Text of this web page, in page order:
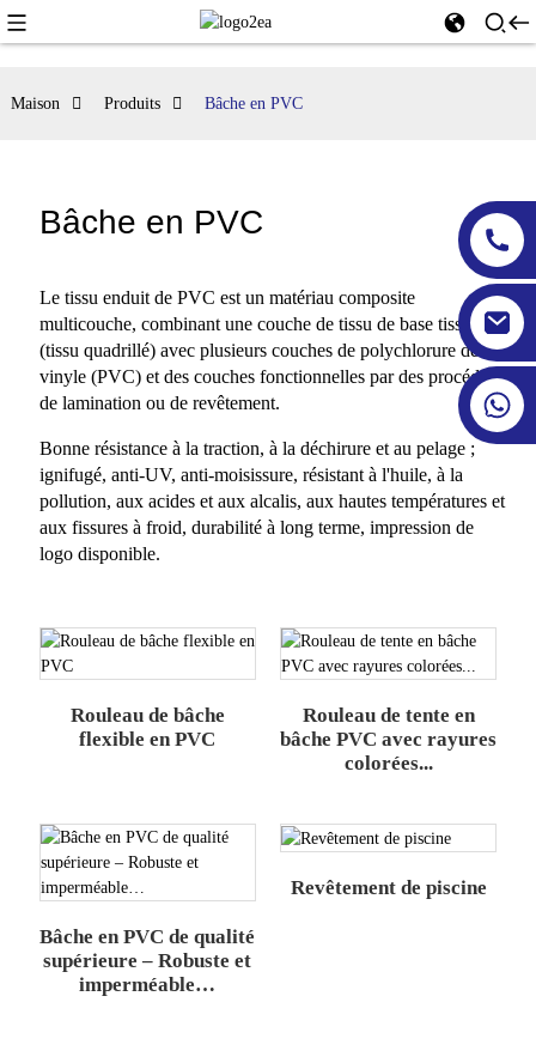
Maison Produits Bâche en PVC
Bâche en PVC
Le tissu enduit de PVC est un matériau composite
multicouche, combinant une couche de tissu de base tissé
(tissu quadrillé) avec plusieurs couches de polychlorure de
vinyle (PVC) et des couches fonctionnelles par des procédés
de lamination ou de revêtement.
Bonne résistance à la traction, à la déchirure et au pelage ;
ignifugé, anti-UV, anti-moisissure, résistant à l'huile, à la
pollution, aux acides et aux alcalis, aux hautes températures et
aux fissures à froid, durabilité à long terme, impression de
logo disponible.
Rouleau de bâche
flexible en PVC
Rouleau de tente en
bâche PVC avec rayures
colorées...
Bâche en PVC de qualité
supérieure – Robuste et
imperméable…
Revêtement de piscine